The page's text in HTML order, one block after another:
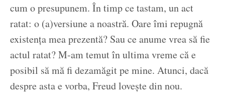
cum o presupunem. În timp ce tastam, un act
ratat: o (a)versiune a noastră. Oare îmi repugnă
existența mea prezentă? Sau ce anume vrea să fie
actul ratat? M-am temut în ultima vreme că e
posibil să mă fi dezamăgit pe mine. Atunci, dacă
despre asta e vorba, Freud lovește din nou.